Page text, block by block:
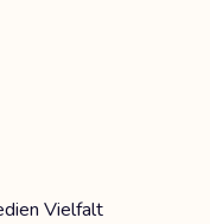
Vielfalt